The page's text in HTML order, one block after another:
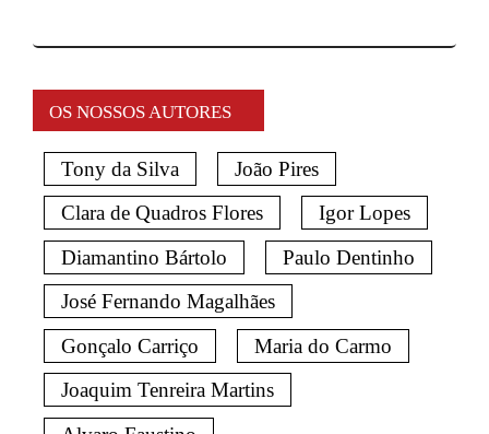
OS NOSSOS AUTORES
Tony da Silva
João Pires
Clara de Quadros Flores
Igor Lopes
Diamantino Bártolo
Paulo Dentinho
José Fernando Magalhães
Gonçalo Carriço
Maria do Carmo
Joaquim Tenreira Martins